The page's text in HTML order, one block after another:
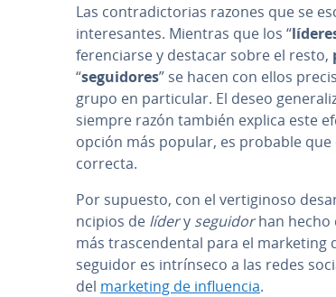
Las co­n­tra­di­c­to­rias razones que se
in­te­re­sa­n­tes. Mientras que los “
fe­re­n­ciar­se y destacar sobre el resto,
“se­gui­do­res” se hacen con ellos
grupo en pa­r­ti­cu­lar. El deseo
siempre razón también explica este
opción más popular, es probable
correcta.
Por supuesto, con el ve­r­ti­gi­no­so
n­ci­pios de lídery seguidorhan hecho
más tra­s­ce­n­de­n­tal para el marketing
seguidor es in­trí­n­se­co a las redes
del marketing de in­flue­n­cia.